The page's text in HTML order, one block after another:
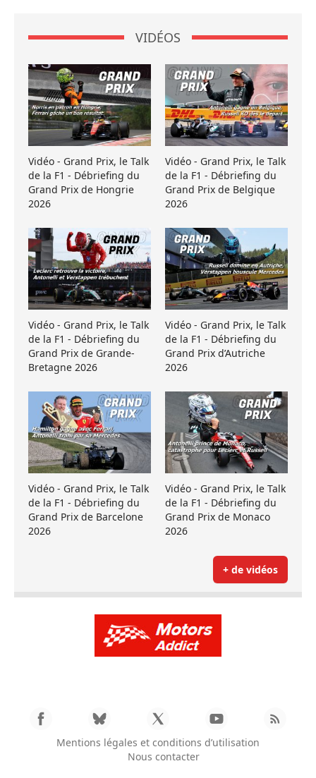
VIDÉOS
Vidéo - Grand Prix, le Talk
de la F1 - Débriefing du
Grand Prix de Hongrie
2026
Vidéo - Grand Prix, le Talk
de la F1 - Débriefing du
Grand Prix de Belgique
2026
Vidéo - Grand Prix, le Talk
de la F1 - Débriefing du
Grand Prix de Grande-
Bretagne 2026
Vidéo - Grand Prix, le Talk
de la F1 - Débriefing du
Grand Prix d’Autriche
2026
Vidéo - Grand Prix, le Talk
de la F1 - Débriefing du
Grand Prix de Barcelone
2026
Vidéo - Grand Prix, le Talk
de la F1 - Débriefing du
Grand Prix de Monaco
2026
+ de vidéos
Mentions légales et conditions d’utilisation
Nous contacter